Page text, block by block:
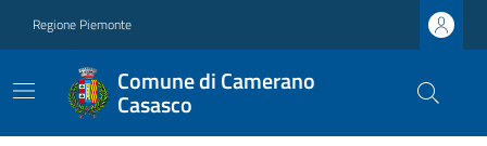
Regione Piemonte
Comune di Camerano
Casasco